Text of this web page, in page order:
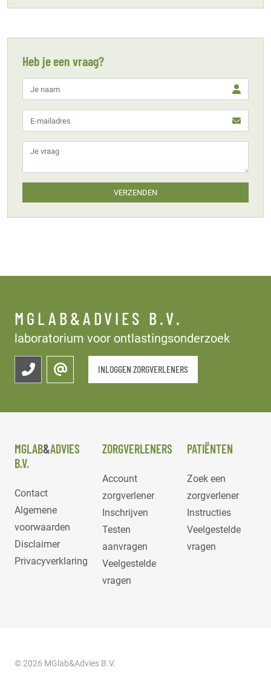
Heb je een vraag?
VERZENDEN
MGLAB&ADVIES B.V.
laboratorium voor ontlastingsonderzoek
INLOGGEN ZORGVERLENERS
MGLAB&ADVIES
B.V.
Contact
Algemene
voorwaarden
Disclaimer
Privacyverklaring
ZORGVERLENERS
Account
zorgverlener
Inschrijven
Testen
aanvragen
Veelgestelde
vragen
PATIËNTEN
Zoek een
zorgverlener
Instructies
Veelgestelde
vragen
© 2026 MGlab&Advies B.V.